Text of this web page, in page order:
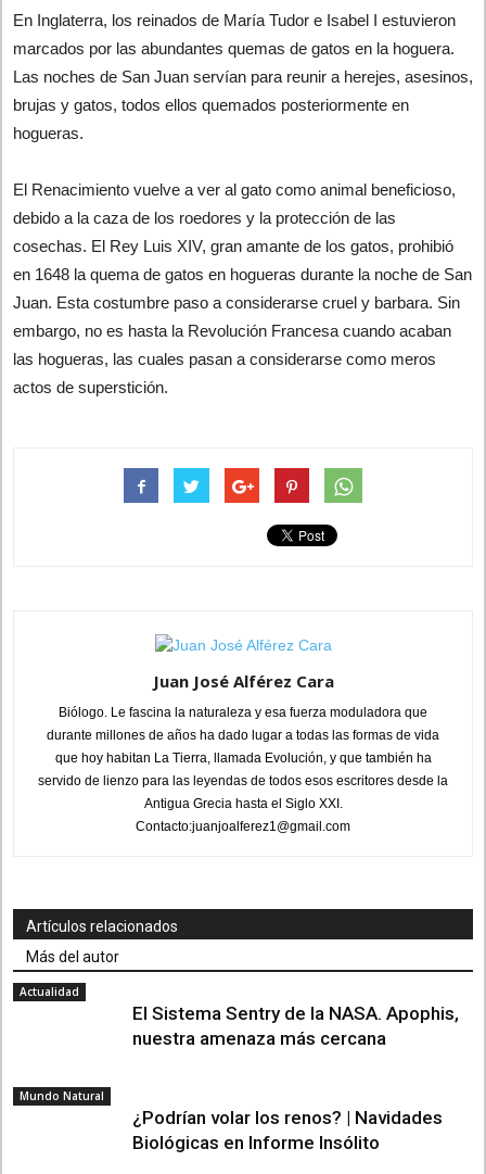
En Inglaterra, los reinados de María Tudor e Isabel I estuvieron
marcados por las abundantes quemas de gatos en la hoguera.
Las noches de San Juan servían para reunir a herejes, asesinos,
brujas y gatos, todos ellos quemados posteriormente en
hogueras.
El Renacimiento vuelve a ver al gato como animal beneficioso,
debido a la caza de los roedores y la protección de las
cosechas. El Rey Luis XIV, gran amante de los gatos, prohibió
en 1648 la quema de gatos en hogueras durante la noche de San
Juan. Esta costumbre paso a considerarse cruel y barbara. Sin
embargo, no es hasta la Revolución Francesa cuando acaban
las hogueras, las cuales pasan a considerarse como meros
actos de superstición.
Juan José Alférez Cara
Biólogo. Le fascina la naturaleza y esa fuerza moduladora que
durante millones de años ha dado lugar a todas las formas de vida
que hoy habitan La Tierra, llamada Evolución, y que también ha
servido de lienzo para las leyendas de todos esos escritores desde la
Antigua Grecia hasta el Siglo XXI.
Contacto:juanjoalferez1@gmail.com
Artículos relacionados
Más del autor
Actualidad
El Sistema Sentry de la NASA. Apophis,
nuestra amenaza más cercana
Mundo Natural
¿Podrían volar los renos? | Navidades
Biológicas en Informe Insólito